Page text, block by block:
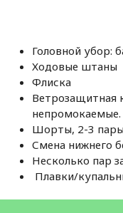
Головной убор:
Ходовые штаны
Флиска
Ветрозащитная
непромокаемые.
Шорты, 2-3
Смена нижнего
Несколько пар
Плавки/